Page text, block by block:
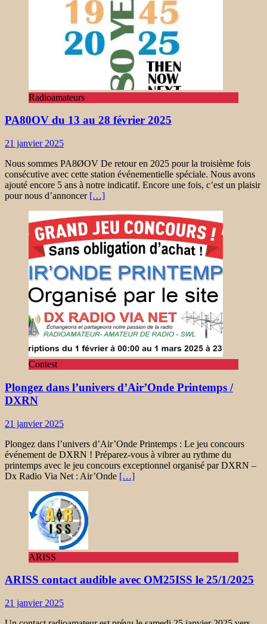
Radioamateurs
PA80OV du 13 au 28 février 2025
21 janvier 2025
Nous sommes PA8ØOV De retour en 2025 pour la troisième fois
consécutive avec cette station événementielle spéciale. Nous avons
ajouté encore 5 ans à notre indicatif. Encore une fois, c’est un plaisir
pour nous d’annoncer […]
Contest
Plongez dans l’univers d’Air’Onde Printemps /
DXRN
21 janvier 2025
Plongez dans l’univers d’Air’Onde Printemps : Le jeu concours
événement de DXRN ! Préparez-vous à vibrer au rythme du
printemps avec le jeu concours exceptionnel organisé par DXRN –
Dx Radio Via Net : Air’Onde […]
ARISS
ARISS contact audible avec OM25ISS le 25/1/2025
21 janvier 2025